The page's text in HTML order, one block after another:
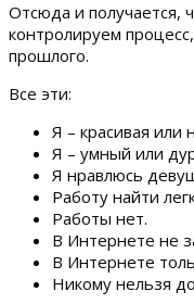
Отсюда и получается,
контролируем
прошлого.
Все эти:
Я – красивая или
Я – умный или
Я нравлюсь
Работу найти
Работы нет.
В Интернете не
В Интернете
Никому нельзя